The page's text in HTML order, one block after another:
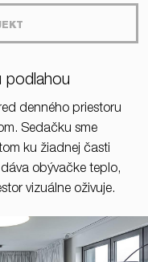
podlahou
denného priestoru
Sedačku sme
ku žiadnej časti
obývačke teplo,
vizuálne oživuje.